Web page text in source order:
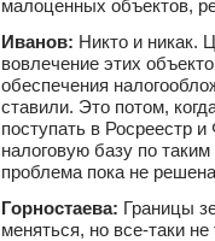
малоценных объектов,
Иванов: Никто и никак.
вовлечение этих
обеспечения
ставили. Это потом,
поступать в Росреестр
налоговую базу по
проблема пока не
Горностаева: Границы
меняться, но все-таки не